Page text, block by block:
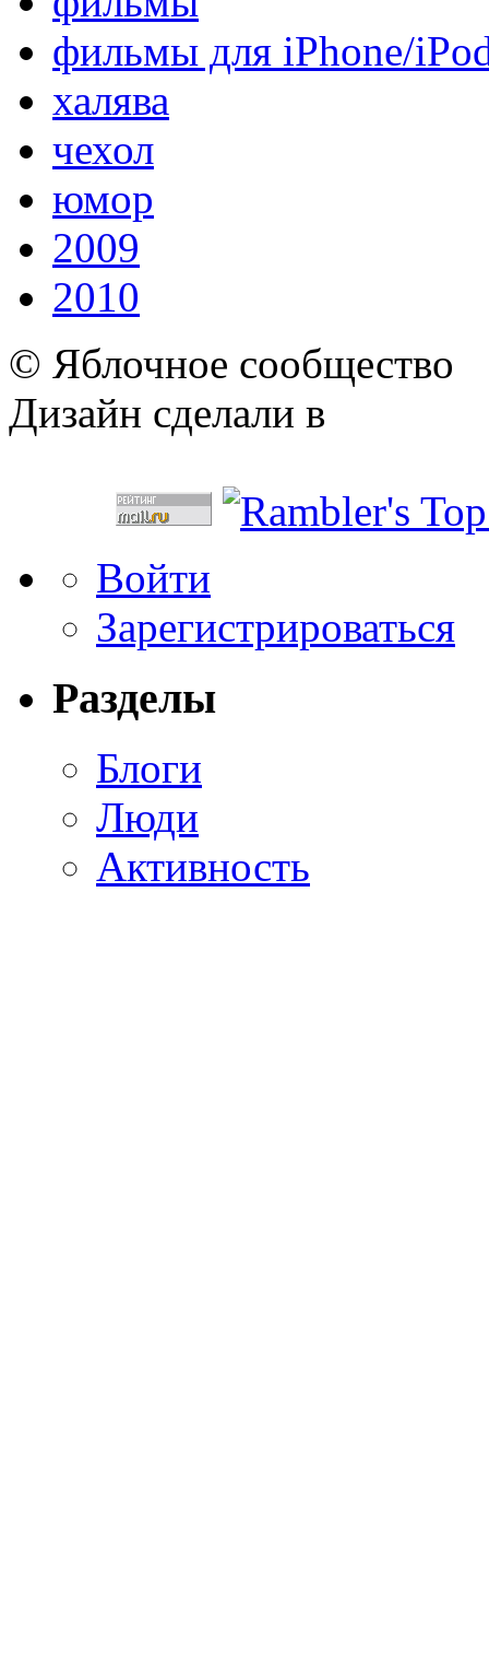
фильмы для iPhone/
халява
чехол
юмор
2009
2010
© Яблочное сообщество
Дизайн сделали в
Войти
Зарегистрироваться
Разделы
Блоги
Люди
Активность